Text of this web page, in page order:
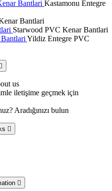
Bantlari Kastamonu Entegre
Bantlari
Starwood PVC Kenar Bantlari
Yildiz Entegre PVC

us
iletişime geçmek için
Aradığınızı bulun

